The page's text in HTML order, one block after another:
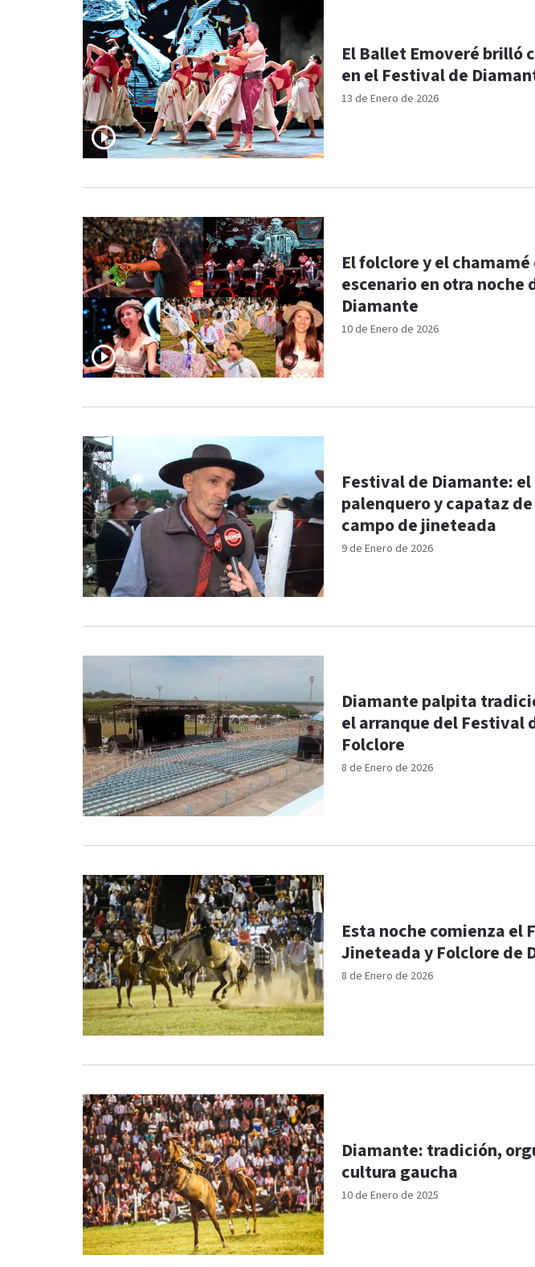
13 de Enero de 2026
El Ballet Emoveré brilló
en el Festival de
10 de Enero de 2026
El folclore y el
escenario en otra noche
Diamante
9 de Enero de 2026
Festival de Diamante:
palenquero y capataz
campo de jineteada
8 de Enero de 2026
Diamante palpita
el arranque del Festival
Folclore
8 de Enero de 2026
Esta noche comienza el
Jineteada y Folclore de
10 de Enero de 2025
Diamante: tradición,
cultura gaucha